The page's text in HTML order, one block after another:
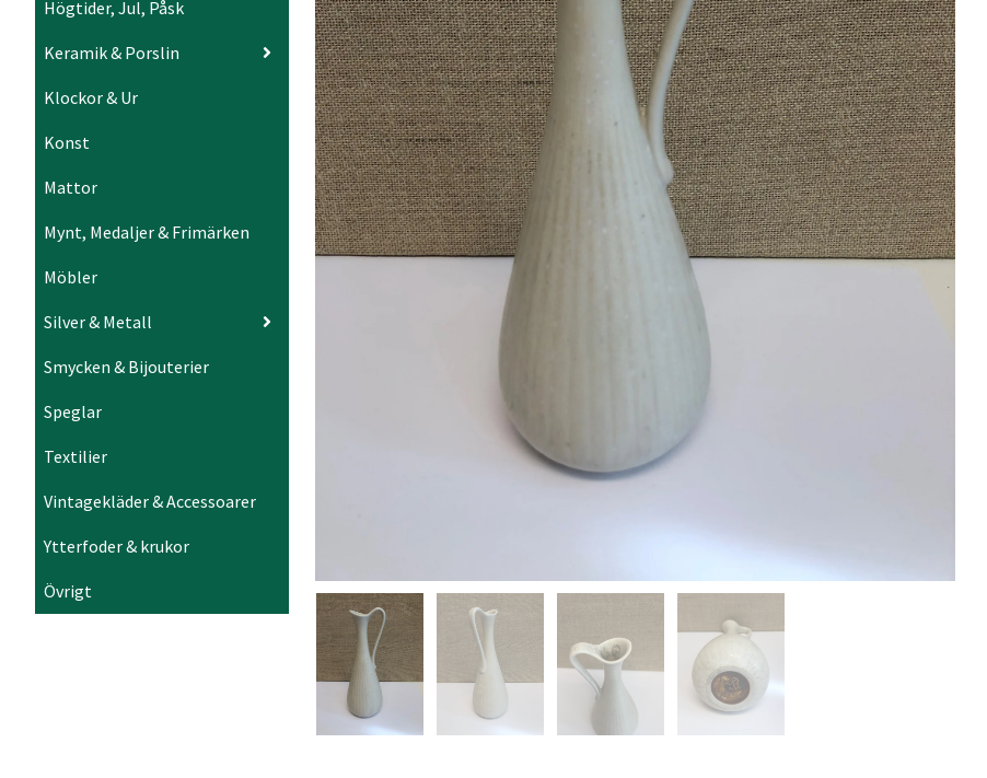
Högtider, Jul, Påsk
Keramik & Porslin
Klockor & Ur
Konst
Mattor
Mynt, Medaljer & Frimärken
Möbler
Silver & Metall
Smycken & Bijouterier
Speglar
Textilier
Vintagekläder & Accessoarer
Ytterfoder & krukor
Övrigt